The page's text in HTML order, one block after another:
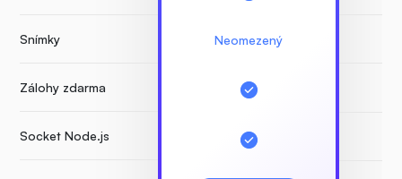
Snímky
Zálohy zdarma
Socket Node.js
Neomezený